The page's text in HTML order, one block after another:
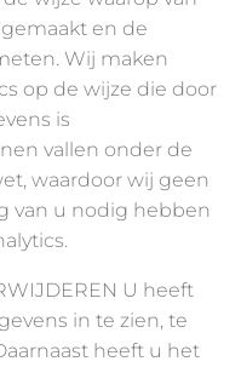
en de
Wij maken
op de wijze die door
is
vallen onder de
waardoor wij geen
van u nodig hebben
U heeft
in te zien, te
heeft u het